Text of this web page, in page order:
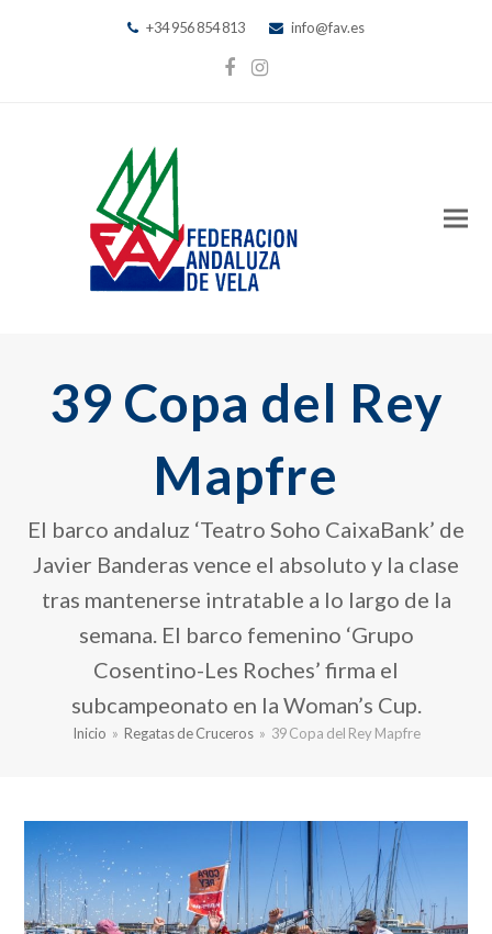
+34 956 854 813 info@fav.es
Facebook
Instagram
39 Copa del Rey
Mapfre
El barco andaluz ‘Teatro Soho CaixaBank’ de
Javier Banderas vence el absoluto y la clase
tras mantenerse intratable a lo largo de la
semana. El barco femenino ‘Grupo
Cosentino-Les Roches’ firma el
subcampeonato en la Woman’s Cup.
Inicio » Regatas de Cruceros » 39 Copa del Rey Mapfre